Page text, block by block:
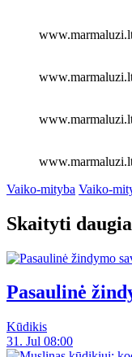
Vaiko-mityba Vaiko-
Skaityti
Pasaulinė
Kūdikis
31. Jul 08:00